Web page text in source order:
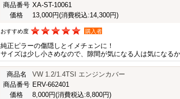
商品番号 XA-ST-10061
価格
13,000円(消費税込:14,300円)
おすすめ度 購入者
純正ピラーの傷隠しとイメチェンに！
サイズは少し小さめなので、隙間が気になる人は気になるか
商品名
VW 1.2/1.4TSI エンジンカバー
商品番号 ERV-662401
価格
8,000円(消費税込:8,800円)